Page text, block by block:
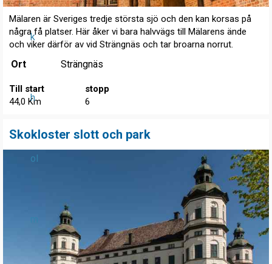
k
h
ol
Mälaren är Sveriges tredje största sjö och den kan korsas på
några få platser. Här åker vi bara halvvägs till Mälarens ände
och viker därför av vid Strängnäs och tar broarna norrut.
Ort Strängnäs
Till start
44,0 Km
stopp
6
Skokloster slott och park